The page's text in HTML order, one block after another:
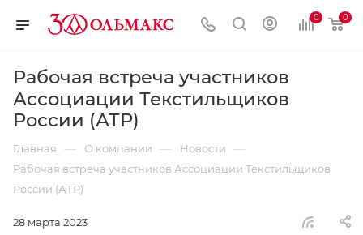
0 0
Рабочая встреча участников
Ассоциации Текстильщиков
России (АТР)
Главная — О компании — Новости —
Рабочая встреча участников Ассоциации Текстильщиков
России (АТР)
28 марта 2023